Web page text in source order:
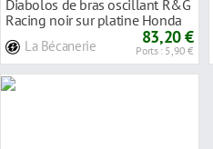
Diabolos de bras oscillant R&G
Racing noir sur platine Honda
La Bécanerie 83,20 €
Ports : 5,90 €